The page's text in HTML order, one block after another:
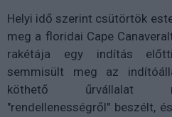
Helyi idő szerint csütörtök
meg a floridai Cape
rakétája egy indítás
semmisült meg az
köthető űrvállalat
"rendellenességről" beszélt,